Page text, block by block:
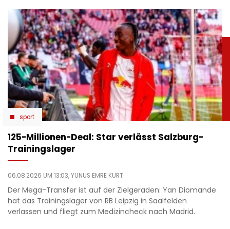
sport
125-Millionen-Deal: Star verlässt Salzburg-
Trainingslager
06.08.2026 UM 13:03,YUNUS EMRE KURT
Der Mega-Transfer ist auf der Zielgeraden: Yan Diomande
hat das Trainingslager von RB Leipzig in Saalfelden
verlassen und fliegt zum Medizincheck nach Madrid.